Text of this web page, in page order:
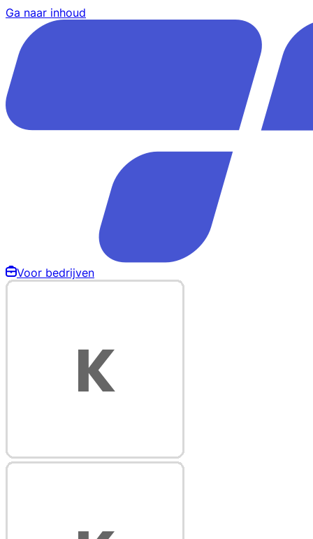
Ga naar inhoud
Voor bedrijven